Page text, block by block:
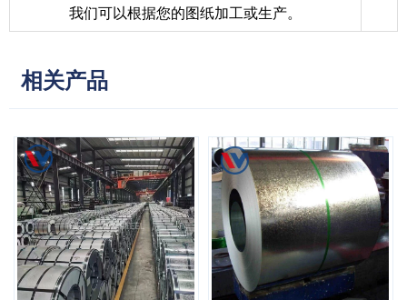
我们可以根据您的图纸加工或生产。
相关产品